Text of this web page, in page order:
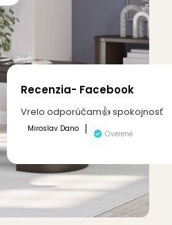
Recenzia- Facebook
Vrelo odporúčam👍 spokojnosť
Miroslav Dano Overené